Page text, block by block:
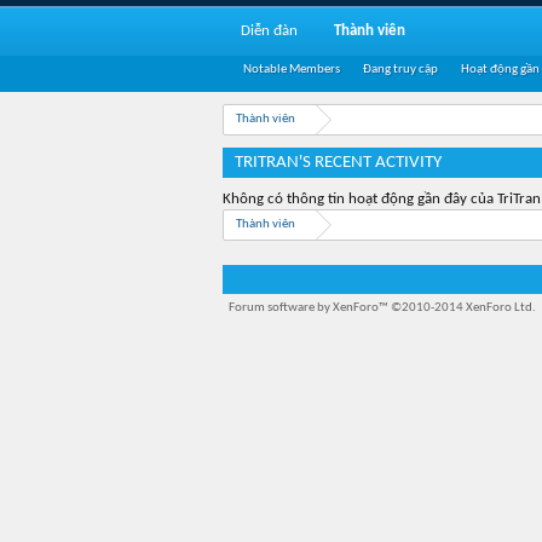
Thành viên
TRITRAN'S RECENT ACTIVITY
Không có thông tin hoạt động gần đây của
Thành viên
Diễn đàn Thành viên
Notable Members Đang truy cập Hoạt động gần
Forum software by XenForo™ ©2010-2014 XenForo Ltd.